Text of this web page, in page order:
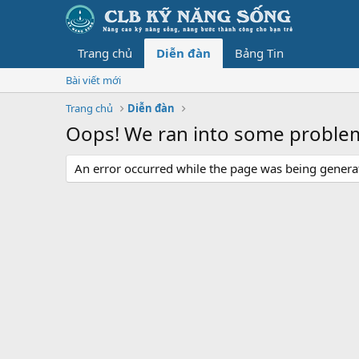
Trang chủ Diễn đàn Bảng Tin
Bài viết mới
Trang chủ
Diễn đàn
Oops! We ran into some
An error occurred while the page was being